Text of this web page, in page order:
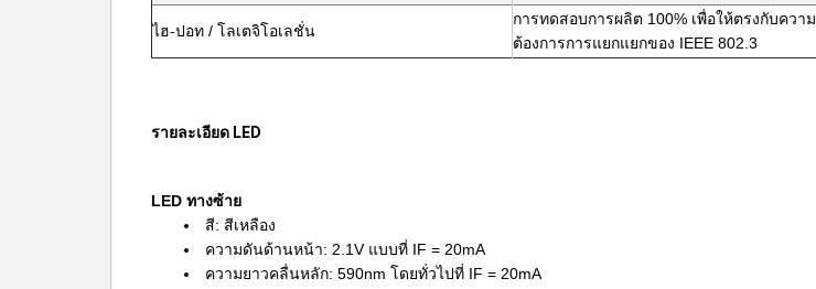
ไฮ-ปอท / โลเตจิโอเลชั่น
การทดสอบการผลิต 100% เพื่อให้ตรงกับความ
ต้องการการแยกแยกของ IEEE 802.3
รายละเอียด LED
LED ทางซ้าย
สี: สีเหลือง
ความดันด้านหน้า: 2.1V แบบที่ IF = 20mA
ความยาวคลื่นหลัก: 590nm โดยทั่วไปที่ IF = 20mA